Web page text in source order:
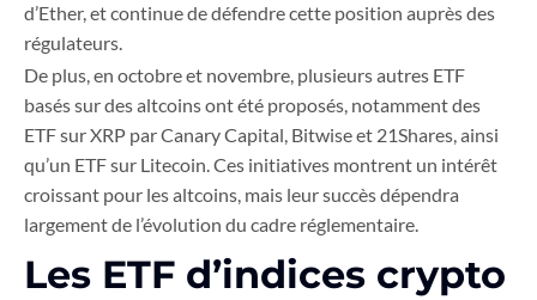
d’Ether, et continue de défendre cette position auprès des
régulateurs.
De plus, en octobre et novembre, plusieurs autres ETF
basés sur des altcoins ont été proposés, notamment des
ETF sur XRP par Canary Capital, Bitwise et 21Shares, ainsi
qu’un ETF sur Litecoin. Ces initiatives montrent un intérêt
croissant pour les altcoins, mais leur succès dépendra
largement de l’évolution du cadre réglementaire.
Les ETF d’indices crypto